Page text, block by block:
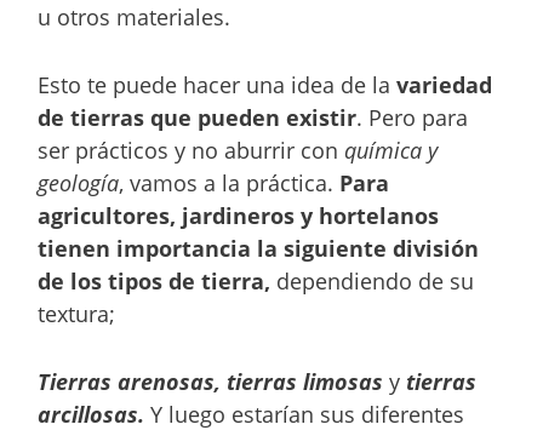
u otros materiales.
Esto te puede hacer una idea de lavariedad
de tierras que pueden existir. Pero para
ser prácticos y no aburrir con química y
geología, vamos a la práctica. Para
agricultores, jardineros y hortelanos
tienen importancia la siguiente división
de los tipos de tierra, dependiendo de su
textura;
Tierras arenosas, tierras limosas y tierras
arcillosas.Y luego estarían sus diferentes